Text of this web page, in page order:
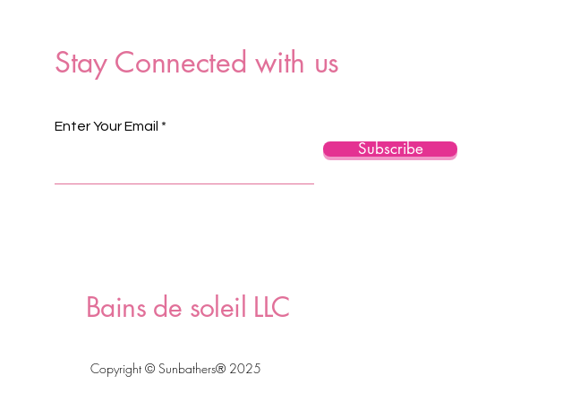
Stay Connected with us
Enter Your Email
Subscribe
Bains de soleil LLC
Copyright © Sunbathers® 2025